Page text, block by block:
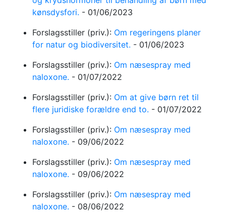
kønsdysfori. - 01/06/2023
Forslagsstiller (priv.): Om regeringens planer
for natur og biodiversitet. - 01/06/2023
Forslagsstiller (priv.): Om næsespray med
naloxone. - 01/07/2022
Forslagsstiller (priv.): Om at give børn ret til
flere juridiske forældre end to. - 01/07/2022
Forslagsstiller (priv.): Om næsespray med
naloxone. - 09/06/2022
Forslagsstiller (priv.): Om næsespray med
naloxone. - 09/06/2022
Forslagsstiller (priv.): Om næsespray med
naloxone. - 08/06/2022